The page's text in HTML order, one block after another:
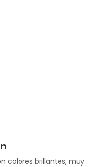
colores brillantes, muy